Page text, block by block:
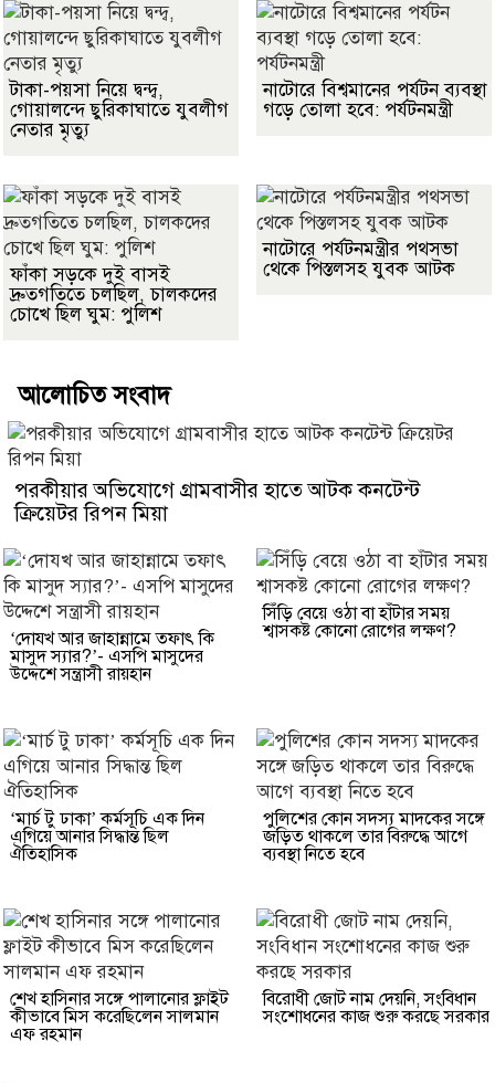
টাকা-পয়সা নিয়ে দ্বন্দ্ব,
গোয়ালন্দে ছুরিকাঘাতে যুবলীগ
নেতার মৃত্যু
নাটোরে বিশ্বমানের পর্যটন ব্যবস্থা
গড়ে তোলা হবে: পর্যটনমন্ত্রী
ফাঁকা সড়কে দুই বাসই
দ্রুতগতিতে চলছিল, চালকদের
চোখে ছিল ঘুম: পুলিশ
নাটোরে পর্যটনমন্ত্রীর পথসভা
থেকে পিস্তলসহ যুবক আটক
আলোচিত সংবাদ
পরকীয়ার অভিযোগে গ্রামবাসীর হাতে আটক কনটেন্ট
ক্রিয়েটর রিপন মিয়া
‘দোযখ আর জাহান্নামে তফাৎ কি
মাসুদ স্যার?’- এসপি মাসুদের
উদ্দেশে সন্ত্রাসী রায়হান
সিঁড়ি বেয়ে ওঠা বা হাঁটার সময়
শ্বাসকষ্ট কোনো রোগের লক্ষণ?
‘মার্চ টু ঢাকা’ কর্মসূচি এক দিন
এগিয়ে আনার সিদ্ধান্ত ছিল
ঐতিহাসিক
পুলিশের কোন সদস্য মাদকের সঙ্গে
জড়িত থাকলে তার বিরুদ্ধে আগে
ব্যবস্থা নিতে হবে
শেখ হাসিনার সঙ্গে পালানোর ফ্লাইট
কীভাবে মিস করেছিলেন সালমান
এফ রহমান
বিরোধী জোট নাম দেয়নি, সংবিধান
সংশোধনের কাজ শুরু করছে সরকার